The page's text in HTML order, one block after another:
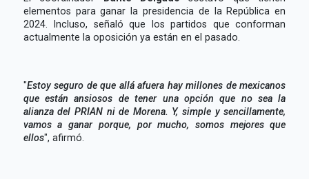
elementos para ganar la presidencia de la República en
2024. Incluso, señaló que los partidos que conforman
actualmente la oposición ya están en el pasado.
"Estoy seguro de que allá afuera hay millones de mexicanos
que están ansiosos de tener una opción que no sea la
alianza del PRIAN ni de Morena. Y, simple y sencillamente,
vamos a ganar porque, por mucho, somos mejores que
ellos", afirmó.